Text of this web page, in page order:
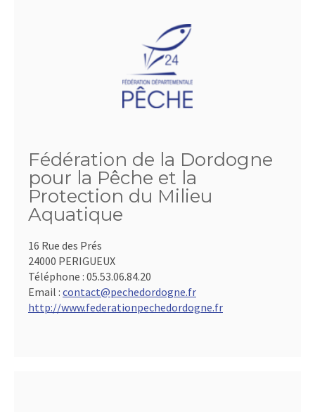
Fédération de la Dordogne
pour la Pêche et la
Protection du Milieu
Aquatique
16 Rue des Prés
24000 PERIGUEUX
Téléphone : 05.53.06.84.20
Email : contact@pechedordogne.fr
http://www.federationpechedordogne.fr